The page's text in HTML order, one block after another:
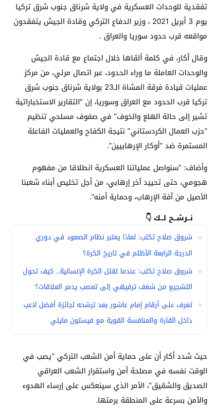
تفقدية للوحدات العسكرية في ولاية شرناق جنوب شرق تركيا
يوم 3 أبريل 2021 ، وزير الدفاع التركي وقادة الجيش يتفقدون
مواقعه قرب حدود سوريا والعراق .
وقال أكار، في كلمة ألقاها خلال اجتماع مع قادة الجيش
والوحدات العاملة ما وراء الحدود، عبر اتصال مرئي، من مركز
عمليات قيادة فرقة المشاة الـ23 بولاية شرناق جنوب شرق
تركيا قرب الحدود مع العراق وسوريا، إن “التقارير الاستخباراتية
تشير إلى حالة الهلع والخوف” في صفوف مسلحي تنظيم
“حزب العمال الكردستاني” نتيجة الكفاح والعمليات الفاعلة
المستمرة ضد “أوكار الإرهابيين”.
وأضاف: “سنواصل عملياتنا العسكرية انطلاقا من مفهوم
هجومي، حتى تحييد آخر إرهابي، من أجل تخليص أبناء شعبنا
الأصيل من آفة الإرهاب، وحماية أمنه”.
نــرشــح لــك 👇
شروق صلاح تكتب: لماذا يعتبر نظام الصعود في دوري
الدرجة الرابعة الأظلم في تاريخ الكرة؟
شروق صلاح تكتب: عندما تقتل الكرة الإنسانية.. كيف تحول
التشجيع من شغف ترفيهي إلى تعصب يدمر العلاقات؟
تعرف على أرقام إمام عاشور بعد ترشحه لجائزة أفضل لاعب
داخل القارة والمنافسة القوية مع فيستون مايلي
حيث شدد أكار أن على حماية أمن الشعب التركي “يصب في
الوقت نفسه في مصلحة أمن واستقرار الشعب العراقي
الصديق والشقيق”، الأمر الذي سينعكس على إرساء الهدوء
والأمن بسرعة على المنطقة برمتها.